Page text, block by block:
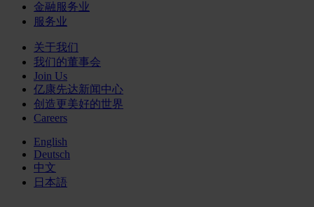
金融服务业
服务业
关于我们
我们的董事会
Join Us
亿康先达新闻中心
创造更美好的世界
Careers
English
Deutsch
中文
日本語